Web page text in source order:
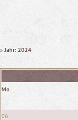
» Jahr: 2024
Mo
06